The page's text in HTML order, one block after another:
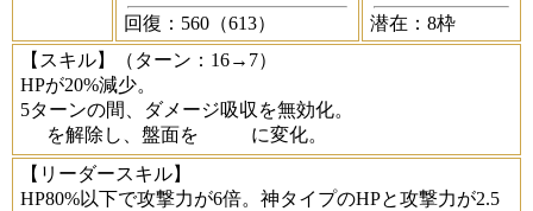
回復：560（613）
潜在：8枠
【スキル】
（ターン：16→7）
HPが20%減少。
5ターンの間、ダメージ吸収を無効化。
を解除し、盤面を
に変化。
【リーダースキル】
HP80%以下で攻撃力が6倍。神タイプのHPと攻撃力が2.5